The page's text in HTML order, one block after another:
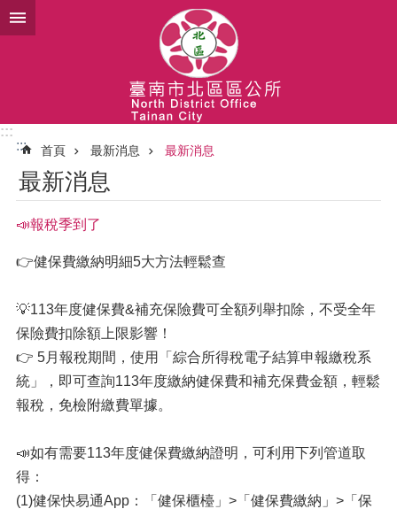
跳到主要內容區塊
:::
:::
首頁 最新消息 最新消息
最新消息
📣報稅季到了
👉健保費繳納明細5️大方法輕鬆查
💡113年度健保費&補充保險費可全額列舉扣除，不受全年
保險費扣除額上限影響！
👉 5月報稅期間，使用「綜合所得稅電子結算申報繳稅系
統」，即可查詢113年度繳納健保費和補充保費金額，輕鬆
報稅，免檢附繳費單據。
📣如有需要113年度健保費繳納證明，可利用下列管道取
得：
(1)健保快易通App：「健保櫃檯」>「健保費繳納」>「保